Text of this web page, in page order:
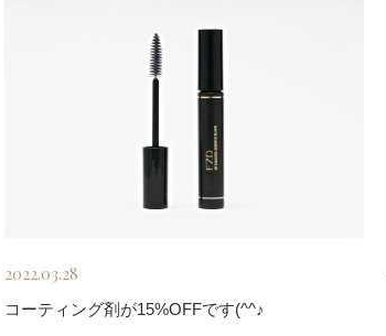
2022.03.28
コーティング剤が15%OFFです(^^♪